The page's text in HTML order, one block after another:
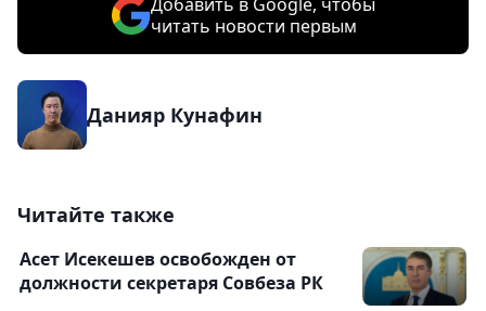
читать новости первым
Данияр Кунафин
Читайте также
Асет Исекешев освобожден от
должности секретаря Совбеза РК